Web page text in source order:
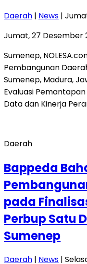
Daerah | News |
Jumat, 27 Desember
Sumenep,
Pembangunan
Sumenep, Madura,
Evaluasi
Data dan Kinerja
Daerah
Bappeda
pada
Perbup Satu
Sumenep
Daerah | News |